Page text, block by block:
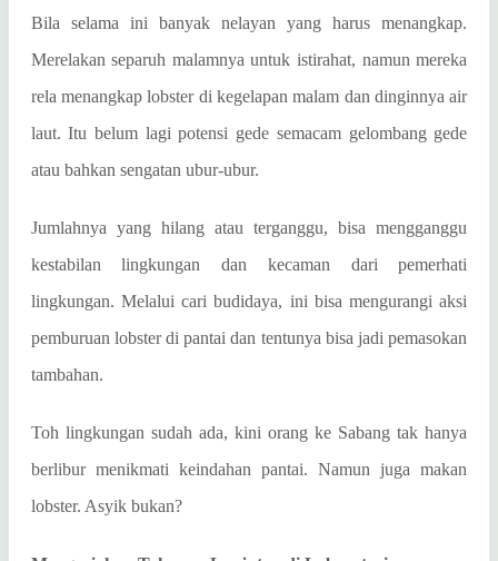
Bila selama ini banyak nelayan yang harus menangkap.
Merelakan separuh malamnya untuk istirahat, namun mereka
rela menangkap lobster di kegelapan malam dan dinginnya air
laut. Itu belum lagi potensi gede semacam gelombang gede
atau bahkan sengatan ubur-ubur.
Jumlahnya yang hilang atau terganggu, bisa mengganggu
kestabilan lingkungan dan kecaman dari pemerhati
lingkungan. Melalui cari budidaya, ini bisa mengurangi aksi
pemburuan lobster di pantai dan tentunya bisa jadi pemasokan
tambahan.
Toh lingkungan sudah ada, kini orang ke Sabang tak hanya
berlibur menikmati keindahan pantai. Namun juga makan
lobster. Asyik bukan?